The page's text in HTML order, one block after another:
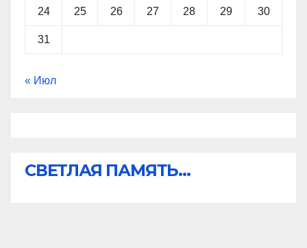
24 25 26 27 28 29 30
31
« Июл
СВЕТЛАЯ ПАМЯТЬ...